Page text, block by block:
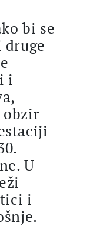
bi se
druge
i
obzir
U
i